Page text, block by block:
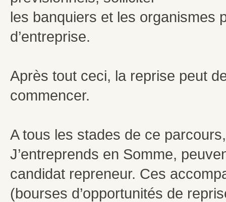
les banquiers et les organismes
d’entreprise.
Après tout ceci, la reprise peut
commencer.
A tous les stades de ce
J’entreprends en Somme,
candidat repreneur. Ces
(bourses d’opportunités de